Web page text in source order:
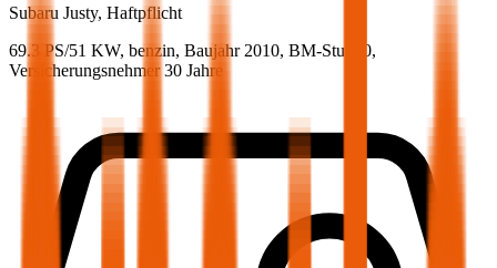
Subaru Justy, Haftpflicht
69.3 PS/51 KW, benzin, Baujahr 2010, BM-Stufe 0,
Versicherungsnehmer 30 Jahre